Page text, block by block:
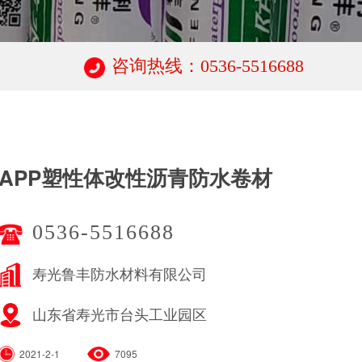
咨询热线：0536-5516688
塑性体改性沥青防水卷材
0536-5516688
寿光鲁丰防水材料有限公司
山东省寿光市台头工业园区
2021-2-1 7095